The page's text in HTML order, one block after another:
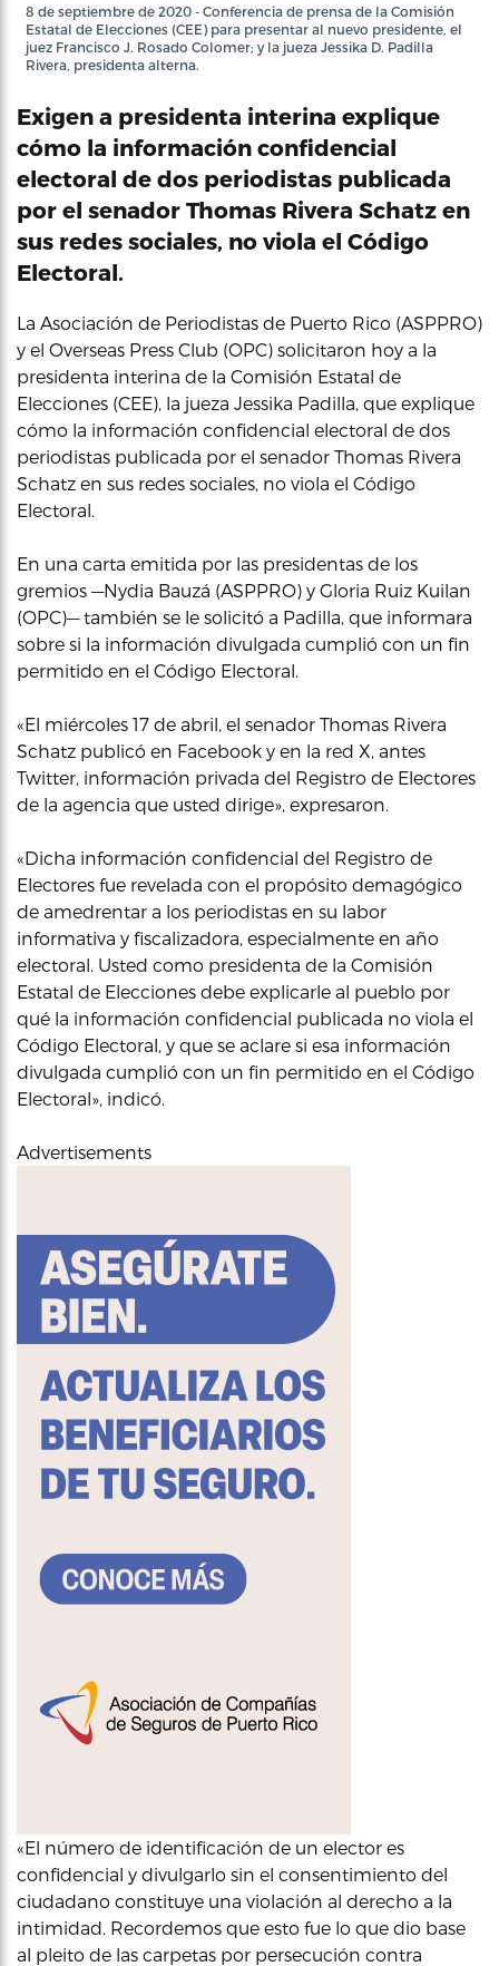
8 de septiembre de 2020 - Conferencia de prensa de la Comisión
Estatal de Elecciones (CEE) para presentar al nuevo presidente, el
juez Francisco J. Rosado Colomer; y la jueza Jessika D. Padilla
Rivera, presidenta alterna.
Exigen a presidenta interina explique
cómo la información confidencial
electoral de dos periodistas publicada
por el senador Thomas Rivera Schatz en
sus redes sociales, no viola el Código
Electoral.
La Asociación de Periodistas de Puerto Rico (ASPPRO)
y el Overseas Press Club (OPC) solicitaron hoy a la
presidenta interina de la Comisión Estatal de
Elecciones (CEE), la jueza Jessika Padilla, que explique
cómo la información confidencial electoral de dos
periodistas publicada por el senador Thomas Rivera
Schatz en sus redes sociales, no viola el Código
Electoral.
En una carta emitida por las presidentas de los
gremios —Nydia Bauzá (ASPPRO) y Gloria Ruiz Kuilan
(OPC)— también se le solicitó a Padilla, que informara
sobre si la información divulgada cumplió con un fin
permitido en el Código Electoral.
«El miércoles 17 de abril, el senador Thomas Rivera
Schatz publicó en Facebook y en la red X, antes
Twitter, información privada del Registro de Electores
de la agencia que usted dirige», expresaron.
«Dicha información confidencial del Registro de
Electores fue revelada con el propósito demagógico
de amedrentar a los periodistas en su labor
informativa y fiscalizadora, especialmente en año
electoral. Usted como presidenta de la Comisión
Estatal de Elecciones debe explicarle al pueblo por
qué la información confidencial publicada no viola el
Código Electoral, y que se aclare si esa información
divulgada cumplió con un fin permitido en el Código
Electoral», indicó.
Advertisements
«El número de identificación de un elector es
confidencial y divulgarlo sin el consentimiento del
ciudadano constituye una violación al derecho a la
intimidad. Recordemos que esto fue lo que dio base
al pleito de las carpetas por persecución contra